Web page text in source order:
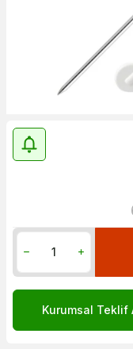
Kurumsal Teklif